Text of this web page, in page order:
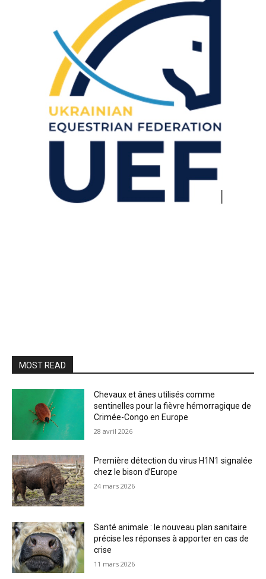
MOST READ
Chevaux et ânes utilisés comme
sentinelles pour la fièvre hémorragique de
Crimée-Congo en Europe
28 avril 2026
Première détection du virus H1N1 signalée
chez le bison d’Europe
24 mars 2026
Santé animale : le nouveau plan sanitaire
précise les réponses à apporter en cas de
crise
11 mars 2026